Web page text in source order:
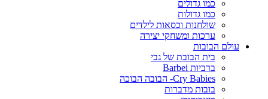
כמו גדולים
כמו גדולות
שולחנות וכסאות לילדים
ערכות ומשחקי יצירה
עולם הבובות
בית הבובת של גבי
ברביות Barbei
Cry Babies- הבובה הבוכה
בובות מדברות